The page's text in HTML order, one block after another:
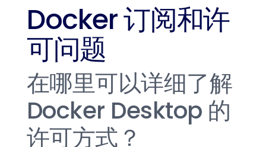
Docker 订阅和许
可问题
在哪里可以详细了解
Docker Desktop 的
许可方式？